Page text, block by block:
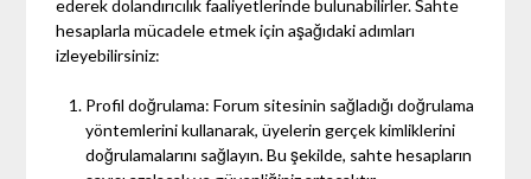
ederek dolandırıcılık faaliyetlerinde bulunabilirler. Sahte
hesaplarla mücadele etmek için aşağıdaki adımları
izleyebilirsiniz:
Profil doğrulama: Forum sitesinin sağladığı doğrulama
yöntemlerini kullanarak, üyelerin gerçek kimliklerini
doğrulamalarını sağlayın. Bu şekilde, sahte hesapların